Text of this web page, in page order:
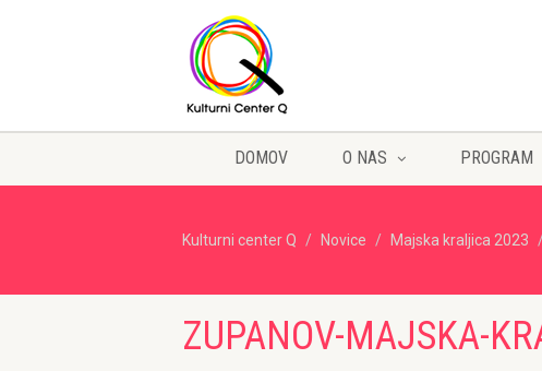
DOMOV O NAS PROGRAM
Kulturni center Q Novice Majska kraljica 2023
ZUPANOV-MAJSKA-